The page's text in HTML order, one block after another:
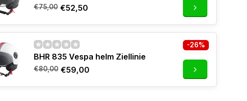
€75,00 €52,50
BHR 835 Vespa helm Ziellinie
€80,00 €59,00
-26%